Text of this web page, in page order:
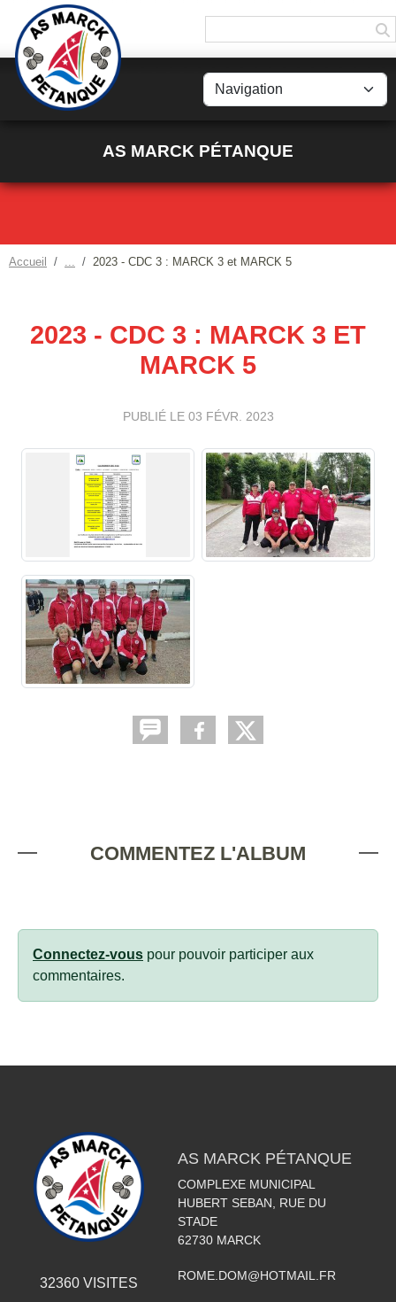
AS MARCK PÉTANQUE
Accueil 2023 - CDC 3 : MARCK 3 et MARCK 5
2023 - CDC 3 : MARCK 3 ET
MARCK 5
PUBLIÉ LE 03 FÉVR. 2023
COMMENTEZ L'ALBUM
Connectez-vous pour pouvoir participer aux
commentaires.
32360VISITES
AS MARCK PÉTANQUE
COMPLEXE MUNICIPAL
HUBERT SEBAN, RUE DU
STADE
62730 MARCK
ROME.DOM@HOTMAIL.FR
Panneau de gestion des cookies